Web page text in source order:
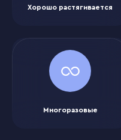
Хорошо растягивается
Многоразовые